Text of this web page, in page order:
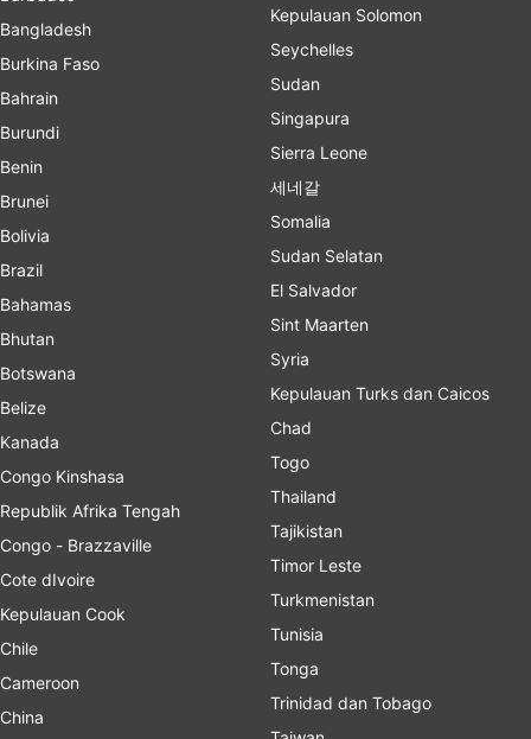
Bangladesh
Burkina Faso
Bahrain
Burundi
Benin
Brunei
Bolivia
Brazil
Bahamas
Bhutan
Botswana
Belize
Kanada
Congo Kinshasa
Republik Afrika Tengah
Congo - Brazzaville
Cote dIvoire
Kepulauan Cook
Chile
Cameroon
China
Kepulauan Solomon
Seychelles
Sudan
Singapura
Sierra Leone
세네갈
Somalia
Sudan Selatan
El Salvador
Sint Maarten
Syria
Kepulauan Turks dan Caicos
Chad
Togo
Thailand
Tajikistan
Timor Leste
Turkmenistan
Tunisia
Tonga
Trinidad dan Tobago